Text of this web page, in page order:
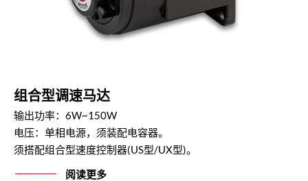
组合型调速马达
输出功率：6W~150W
电压：单相电源，须装配电容器。
须搭配组合型速度控制器(US型/UX型)。
阅读更多